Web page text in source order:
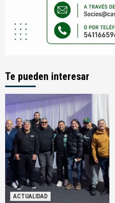
Te pueden interesar
ACTUALIDAD